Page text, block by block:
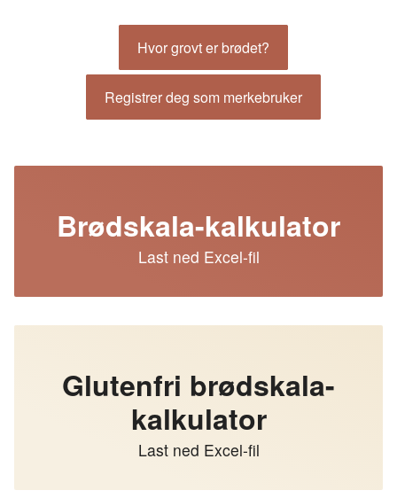
Hvor grovt er brødet?
Registrer deg som merkebruker
Brødskala-kalkulator
Last ned Excel-fil
Glutenfri brødskala-
kalkulator
Last ned Excel-fil